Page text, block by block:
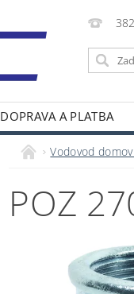
DOPRAVA A PLATBA
Vodovod
POZ